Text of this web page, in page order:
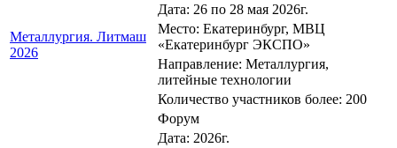
Металлургия. Литмаш
2026
Дата: 26 по 28 мая 2026г.
Место: Екатеринбург, МВЦ
«Екатеринбург ЭКСПО»
Направление: Металлургия,
литейные технологии
Количество участников более: 200
Форум
Дата: 2026г.